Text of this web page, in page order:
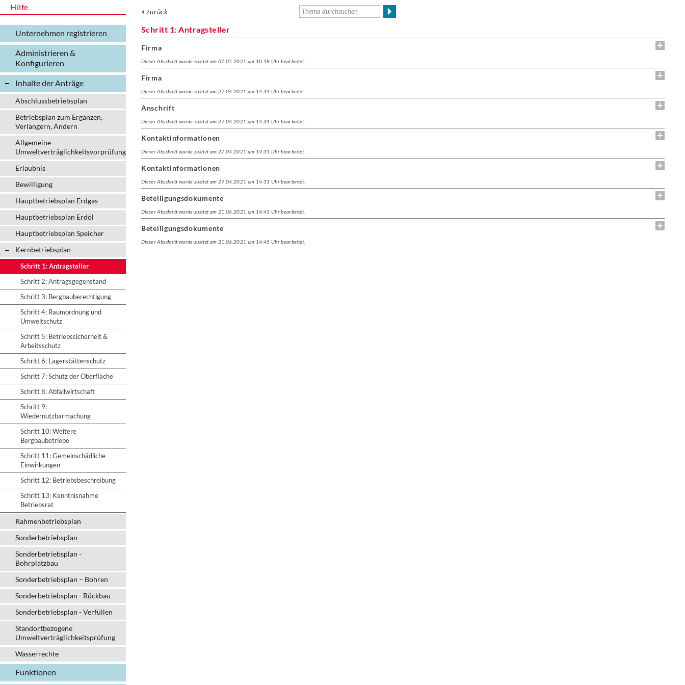
Hilfe
Unternehmen registrieren
Administrieren &
Konfigurieren
Inhalte der Anträge
Abschlussbetriebsplan
Betriebsplan zum Ergänzen,
Verlängern, Ändern
Allgemeine
Umweltverträglichkeitsvorprüfung
Erlaubnis
Bewilligung
Hauptbetriebsplan Erdgas
Hauptbetriebsplan Erdöl
Hauptbetriebsplan Speicher
Kernbetriebsplan
Schritt 1: Antragsteller
Schritt 2: Antragsgegenstand
Schritt 3: Bergbauberechtigung
Schritt 4: Raumordnung und
Umweltschutz
Schritt 5: Betriebssicherheit &
Arbeitsschutz
Schritt 6: Lagerstättenschutz
Schritt 7: Schutz der Oberfläche
Schritt 8: Abfallwirtschaft
Schritt 9:
Wiedernutzbarmachung
Schritt 10: Weitere
Bergbaubetriebe
Schritt 11: Gemeinschädliche
Einwirkungen
Schritt 12: Betriebsbeschreibung
Schritt 13: Kenntnisnahme
Betriebsrat
Rahmenbetriebsplan
Sonderbetriebsplan
Sonderbetriebsplan -
Bohrplatzbau
Sonderbetriebsplan – Bohren
Sonderbetriebsplan - Rückbau
Sonderbetriebsplan - Verfüllen
Standortbezogene
Umweltverträglichkeitsprüfung
Wasserrechte
Funktionen
zurück
Schritt 1: Antragsteller
Firma
Dieser Abschnitt wurde zuletzt am 07.05.2021 um 10:18 Uhr bearbeitet.
Firma
Dieser Abschnitt wurde zuletzt am 27.04.2021 um 14:31 Uhr bearbeitet.
Anschrift
Dieser Abschnitt wurde zuletzt am 27.04.2021 um 14:31 Uhr bearbeitet.
Kontaktinformationen
Dieser Abschnitt wurde zuletzt am 27.04.2021 um 14:31 Uhr bearbeitet.
Kontaktinformationen
Dieser Abschnitt wurde zuletzt am 27.04.2021 um 14:31 Uhr bearbeitet.
Beteiligungsdokumente
Dieser Abschnitt wurde zuletzt am 21.06.2021 um 14:45 Uhr bearbeitet.
Beteiligungsdokumente
Dieser Abschnitt wurde zuletzt am 21.06.2021 um 14:45 Uhr bearbeitet.